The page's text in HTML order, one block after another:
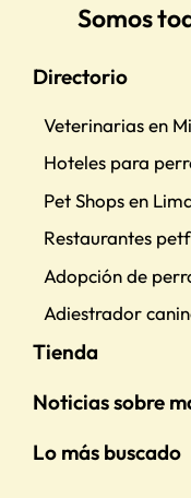
Somos
Directorio
Veterinarias en
Hoteles para
Pet Shops en
Restaurantes
Adopción de
Adiestrador
Tienda
Noticias sobre
Lo más buscado